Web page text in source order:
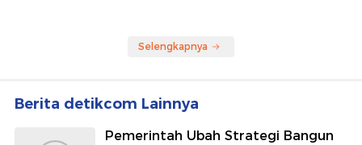
Selengkapnya
Berita detikcom Lainnya
Pemerintah Ubah Strategi Bangun